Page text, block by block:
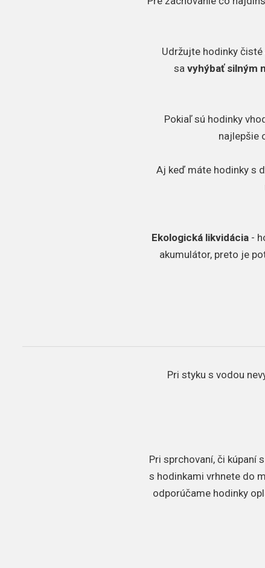
Udržujte hodinky
sa vyhýbať silným
Pokiaľ sú hodinky
najlepšie
Aj keď máte hodinky s
Ekologická likvidácia -
akumulátor, preto je
Pri styku s vodou
Pri sprchovaní, či kúpaní
s hodinkami vrhnete do
odporúčame hodinky